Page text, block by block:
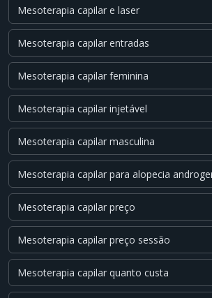
Mesoterapia capilar e laser
Mesoterapia capilar entradas
Mesoterapia capilar feminina
Mesoterapia capilar injetável
Mesoterapia capilar masculina
Mesoterapia capilar para alopecia
Mesoterapia capilar preço
Mesoterapia capilar preço sessão
Mesoterapia capilar quanto custa